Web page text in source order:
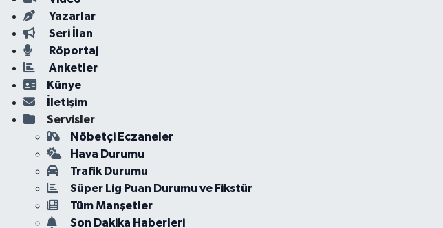
Yazarlar
Seri İlan
Röportaj
Anketler
Künye
İletişim
Servisler
Nöbetçi Eczaneler
Hava Durumu
Trafik Durumu
Süper Lig Puan Durumu ve Fikstür
Tüm Manşetler
Son Dakika Haberleri